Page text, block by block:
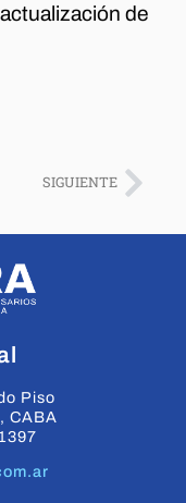
de
SIGUIENTE
Piso
CABA